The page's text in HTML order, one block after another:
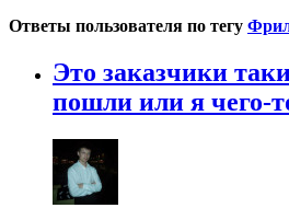
Ответы пользователя по тегу
Это заказчики
пошли или я чего-